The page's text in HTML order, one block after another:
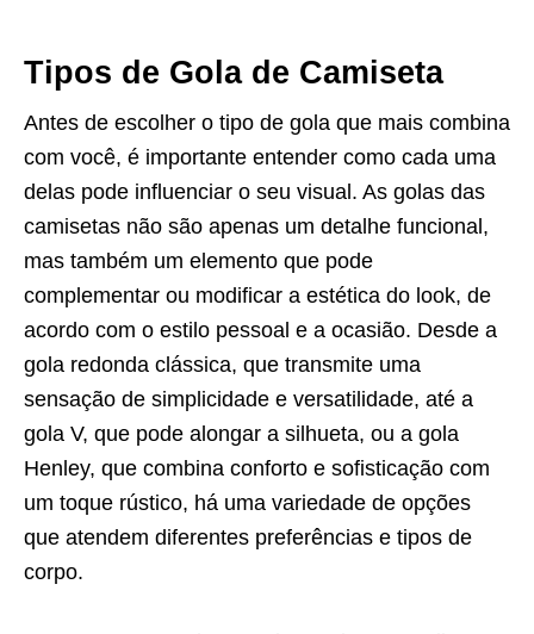
Tipos de Gola de Camiseta
Antes de escolher o tipo de gola que mais combina
com você, é importante entender como cada uma
delas pode influenciar o seu visual. As golas das
camisetas não são apenas um detalhe funcional,
mas também um elemento que pode
complementar ou modificar a estética do look, de
acordo com o estilo pessoal e a ocasião. Desde a
gola redonda clássica, que transmite uma
sensação de simplicidade e versatilidade, até a
gola V, que pode alongar a silhueta, ou a gola
Henley, que combina conforto e sofisticação com
um toque rústico, há uma variedade de opções
que atendem diferentes preferências e tipos de
corpo.